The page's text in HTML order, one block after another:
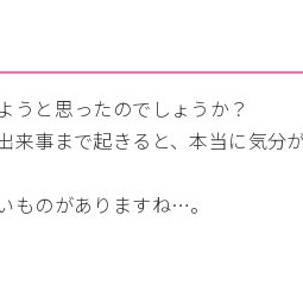
うと思ったのでしょうか？
来事まで起きると、本当に気分
ものがありますね…。